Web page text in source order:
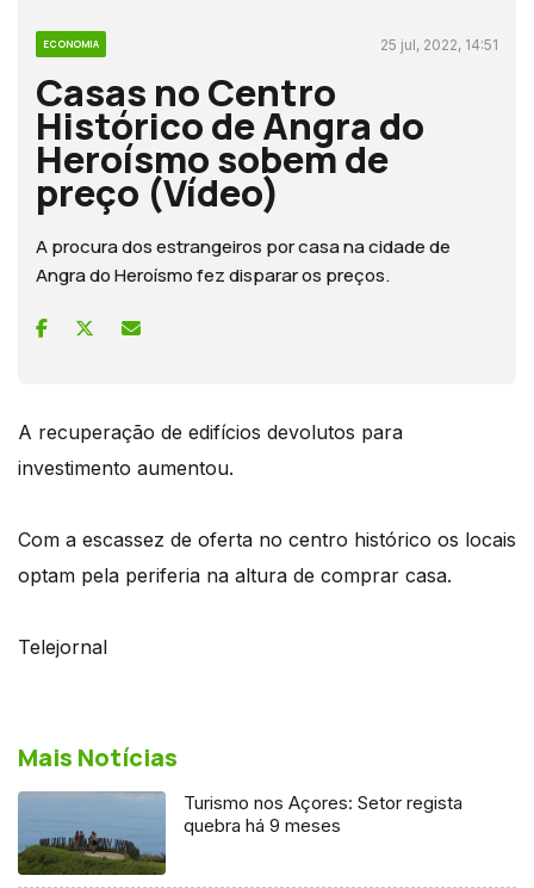
ECONOMIA 25 jul, 2022, 14:51
Casas no Centro
Histórico de Angra do
Heroísmo sobem de
preço (Vídeo)
A procura dos estrangeiros por casa na cidade de
Angra do Heroísmo fez disparar os preços.
A recuperação de edifícios devolutos para
investimento aumentou.
Com a escassez de oferta no centro histórico os locais
optam pela periferia na altura de comprar casa.
Telejornal
Mais Notícias
Turismo nos Açores: Setor regista
quebra há 9 meses